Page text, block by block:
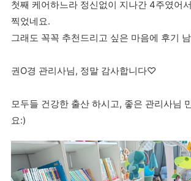
첫째 케어하느라 정신없이 지나간 4주였어
찍었네요.
그래도 꼭꼭 추천드리고 싶은 마음에 후기
권O경 관리사님, 정말 감사합니다♡
모두들 건강한 출산 하시고, 좋은 관리사님
요:)